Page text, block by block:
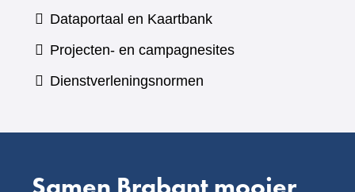
andere
website)
Dataportaal en Kaartbank(verwijst
naar
Projecten- en campagnesites
Dienstverleningsnormen